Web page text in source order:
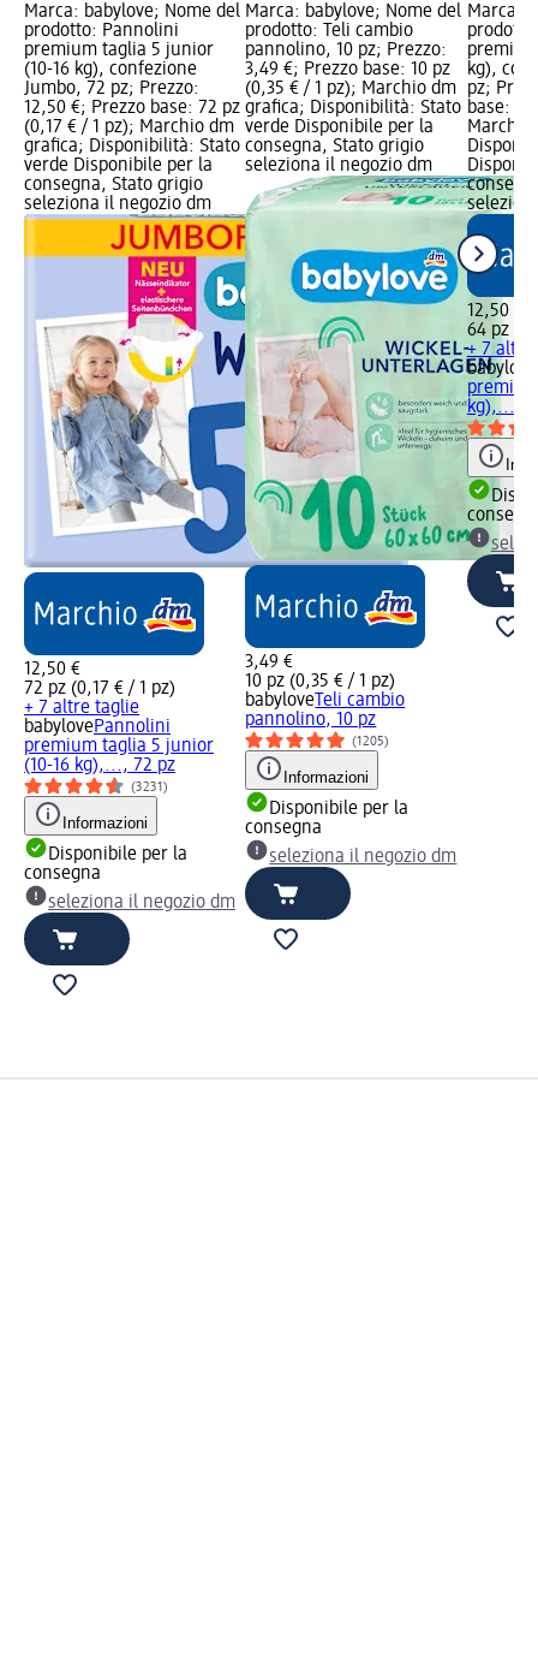
Marca: babylove; Nome del
prodotto: Pannolini
premium taglia 5 junior
(10-16 kg), confezione
Jumbo, 72 pz; Prezzo:
12,50 €; Prezzo base: 72 pz
(0,17 € / 1 pz); Marchio dm
grafica; Disponibilità: Stato
verde Disponibile per la
consegna, Stato grigio
seleziona il negozio dm
12,50 €
72 pz (0,17 € / 1 pz)
+ 7 altre taglie
babylovePannolini
premium taglia 5 junior
(10-16 kg),..., 72 pz
(3231)
Informazioni
Disponibile per la
consegna
seleziona il negozio dm
Marca: babylove; Nome del
prodotto: Teli cambio
pannolino, 10 pz; Prezzo:
3,49 €; Prezzo base: 10 pz
(0,35 € / 1 pz); Marchio dm
grafica; Disponibilità: Stato
verde Disponibile per la
consegna, Stato grigio
seleziona il negozio dm
3,49 €
10 pz (0,35 € / 1 pz)
babylove Teli cambio
pannolino, 10 pz
(1205)
Informazioni
Disponibile per la
consegna
seleziona il negozio dm
Marca:
kg),
pz;
base:
Marchio
12,50 €
64 pz
+ 7 altre
babylove
kg),...,